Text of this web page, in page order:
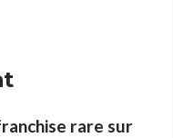
rare sur